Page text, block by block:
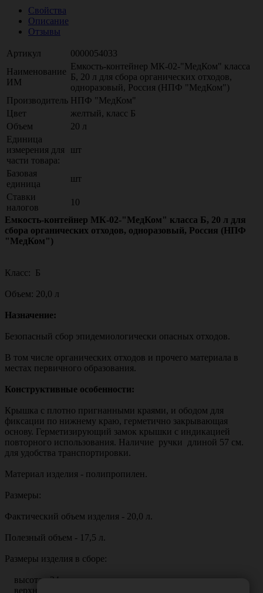
Свойства
Описание
Отзывы
Артикул
0000054033
Наименование
ИМ
Емкость-контейнер МК-02-"МедКом" класса
Б, 20 л для сбора органических отходов,
одноразовый, Россия (НПФ "МедКом")
Производитель НПФ "МедКом"
Цвет
желтый, класс Б
Объем
20 л
Единица
измерения для
части товара:
шт
Базовая
единица
шт
Ставки
налогов
10
Емкость-контейнер МК-02-"МедКом" класса Б, 20 л для
сбора органических отходов, одноразовый, Россия (НПФ
"МедКом")
Класс: Б
Объем: 20,0 л
Назначение:
Безопасный сбор эпидемиологически опасных отходов.
В том числе органических отходов и прочего материала в
местах первичного образования.
Конструктивные особенности:
Крышка с плотно пригнанными краями, и ободом для
фиксации по нижнему краю, герметично закрывающая
основу. Герметизирующий замок крышки с индикацией
повторного использования. Наличие ручки длиной 57 см.
для удобства транспортировки.
Материал изделия - полипропилен.
Размеры:
Фактический объем изделия - 20,0 л.
Полезный объем - 17,5 л.
Размеры изделия в сборе:
высота - 34 см,
верхний диаметр - 32 см,